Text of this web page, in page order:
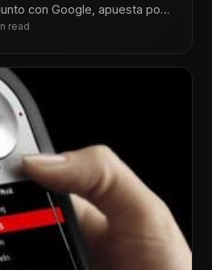
con Google, apuesta por
para el
read